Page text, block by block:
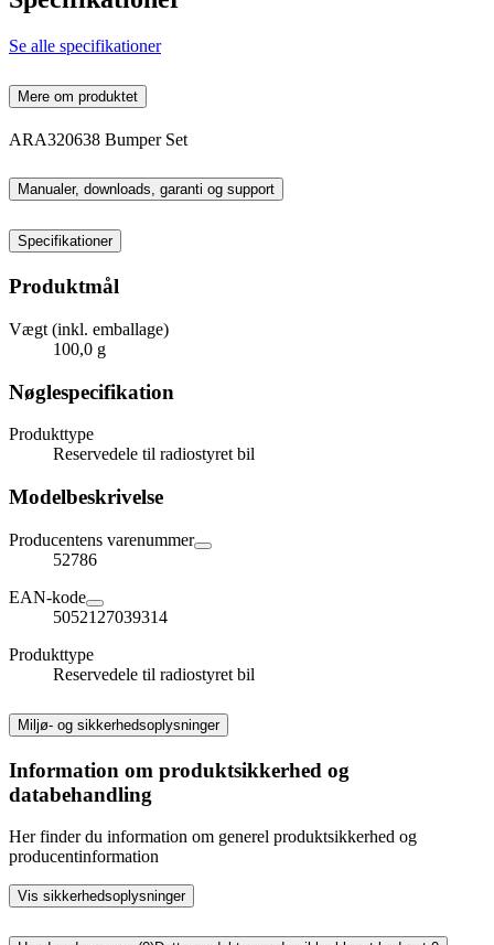
Se alle specifikationer
Mere om produktet
ARA320638 Bumper Set
Manualer, downloads, garanti og support
Specifikationer
Produktmål
Vægt (inkl. emballage)
100,0 g
Nøglespecifikation
Produkttype
Reservedele til radiostyret bil
Modelbeskrivelse
Producentens varenummer
52786
EAN-kode
5052127039314
Produkttype
Reservedele til radiostyret bil
Miljø- og sikkerhedsoplysninger
Information om produktsikkerhed og
databehandling
Her finder du information om generel produktsikkerhed og
producentinformation
Vis sikkerhedsoplysninger